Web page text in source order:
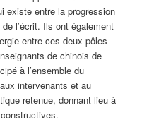
existe entre la progression
l’écrit. Ils ont également
entre ces deux pôles
de chinois de
à l’ensemble du
intervenants et au
retenue, donnant lieu à